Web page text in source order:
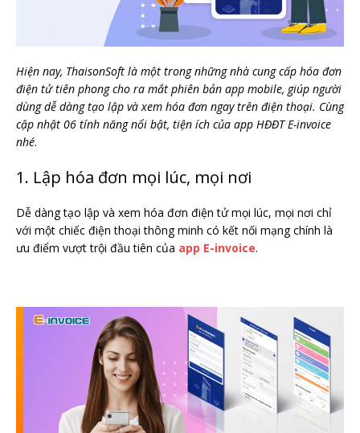
Hiện nay, ThaisonSoft là một trong những nhà cung cấp hóa đơn
điện tử tiên phong cho ra mắt phiên bản app mobile, giúp người
dùng dễ dàng tạo lập và xem hóa đơn ngay trên điện thoại. Cùng
cập nhật 06 tính năng nổi bật, tiện ích của app HĐĐT E-invoice
nhé.
1. Lập hóa đơn mọi lúc, mọi nơi
Dễ dàng tạo lập và xem hóa đơn điện tử mọi lúc, mọi nơi chỉ
với một chiếc điện thoại thông minh có kết nối mạng chính là
ưu điểm vượt trội đầu tiên của app E-invoice.